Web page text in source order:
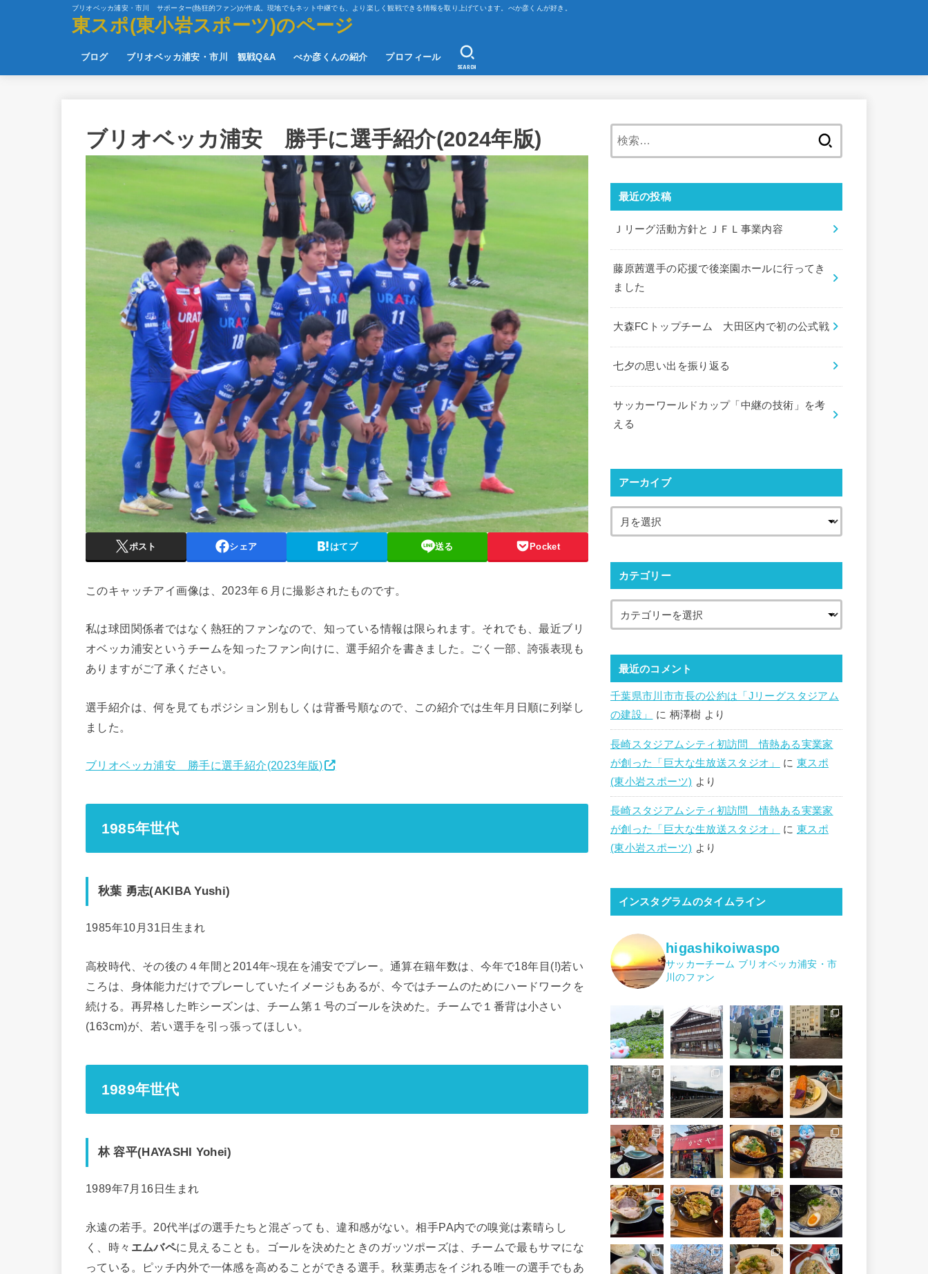
ブリオベッカ浦安・市川 サポーター(熱狂的ファン)が作成。現地でもネット中継でも、より楽しく観戦できる情報を取り上げています。べか彦くんが好き。
東スポ(東小岩スポーツ)のページ
ブログ ブリオベッカ浦安・市川 観戦Q&A べか彦くんの紹介 プロフィール
SEARCH
ブリオベッカ浦安 勝手に選手紹介(2024年版)
ポスト シェア はてブ 送る Pocket
このキャッチアイ画像は、2023年６月に撮影されたものです。
私は球団関係者ではなく熱狂的ファンなので、知っている情報は限られます。それでも、最近ブリ
オベッカ浦安というチームを知ったファン向けに、選手紹介を書きました。ごく一部、誇張表現も
ありますがご了承ください。
選手紹介は、何を見てもポジション別もしくは背番号順なので、この紹介では生年月日順に列挙し
ました。
ブリオベッカ浦安 勝手に選手紹介(2023年版)
1985年世代
秋葉 勇志(AKIBA Yushi)
1985年10月31日生まれ
高校時代、その後の４年間と2014年~現在を浦安でプレー。通算在籍年数は、今年で18年目(!)若い
ころは、身体能力だけでプレーしていたイメージもあるが、今ではチームのためにハードワークを
続ける。再昇格した昨シーズンは、チーム第１号のゴールを決めた。チームで１番背は小さい
(163cm)が、若い選手を引っ張ってほしい。
1989年世代
林 容平(HAYASHI Yohei)
1989年7月16日生まれ
永遠の若手。20代半ばの選手たちと混ざっても、違和感がない。相手PA内での嗅覚は素晴らし
く、時々 エムバペに見えることも。ゴールを決めたときのガッツポーズは、チームで最もサマにな
っている。ピッチ内外で一体感を高めることができる選手。秋葉勇志をイジれる唯一の選手でもあ
最近の投稿
Ｊリーグ活動方針とＪＦＬ事業内容
藤原茜選手の応援で後楽園ホールに行ってき
ました
大森FCトップチーム 大田区内で初の公式戦
七夕の思い出を振り返る
サッカーワールドカップ「中継の技術」を考
える
アーカイブ
カテゴリー
最近のコメント
千葉県市川市市長の公約は「Jリーグスタジアム
の建設」
に 柄澤樹 より
長崎スタジアムシティ初訪問 情熱ある実業家
が創った「巨大な生放送スタジオ」
に 東スポ
(東小岩スポーツ) より
長崎スタジアムシティ初訪問 情熱ある実業家
が創った「巨大な生放送スタジオ」
に 東スポ
(東小岩スポーツ) より
インスタグラムのタイムライン
higashikoiwaspo
サッカーチーム ブリオベッカ浦安・市
川のファン